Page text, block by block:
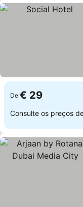
De € 29
Consulte os preços